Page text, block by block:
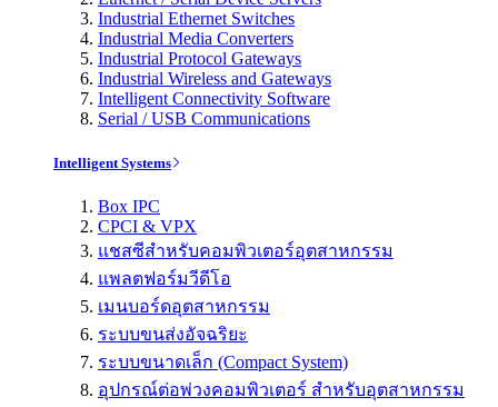
Industrial Ethernet Switches
Industrial Media Converters
Industrial Protocol Gateways
Industrial Wireless and Gateways
Intelligent Connectivity Software
Serial / USB Communications
Intelligent Systems
Box IPC
CPCI & VPX
แชสซีสำหรับคอมพิวเตอร์อุตสาหกรรม
แพลตฟอร์มวีดีโอ
เมนบอร์ดอุตสาหกรรม
ระบบขนส่งอัจฉริยะ
ระบบขนาดเล็ก (Compact System)
อุปกรณ์ต่อพ่วงคอมพิวเตอร์ สำหรับอุตสาหกรรม